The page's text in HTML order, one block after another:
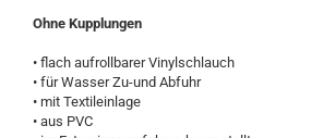
Ohne Kupplungen
• flach aufrollbarer Vinylschlauch
• für Wasser Zu-und Abfuhr
• mit Textileinlage
• aus PVC